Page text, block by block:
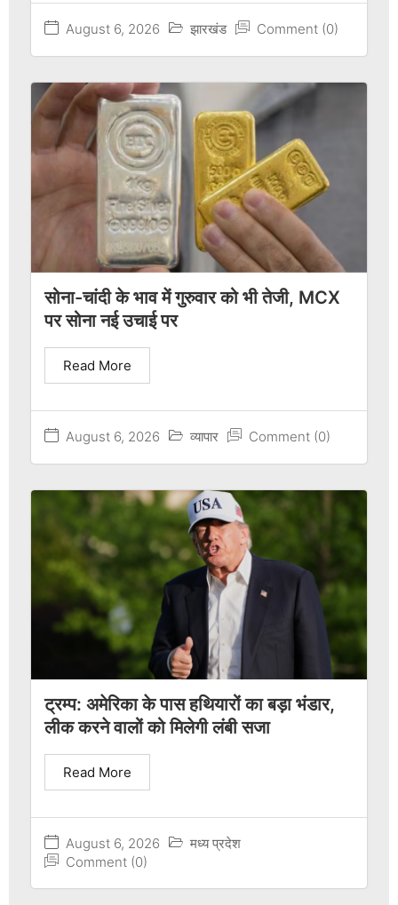
August 6, 2026 झारखंड Comment (0)
सोना-चांदी के भाव में गुरुवार को भी तेजी, MCX
पर सोना नई उचाई पर
August 6, 2026 व्यापार Comment (0)
Read More
ट्रम्प: अमेरिका के पास हथियारों का बड़ा भंडार,
लीक करने वालों को मिलेगी लंबी सजा
August 6, 2026
मध्य प्रदेश
Comment (0)
Read More